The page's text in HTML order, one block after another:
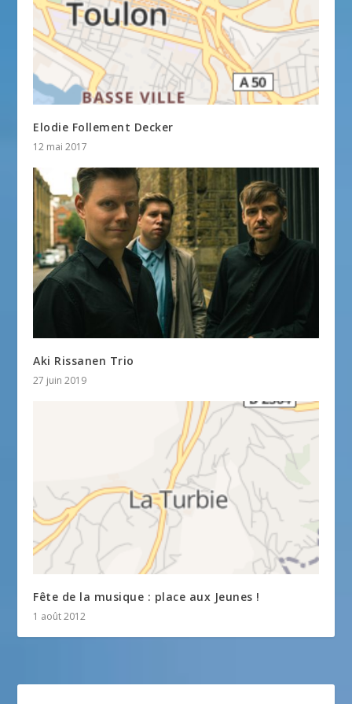
Elodie Follement Decker
12 mai 2017
Aki Rissanen Trio
27 juin 2019
Fête de la musique : place aux Jeunes !
1 août 2012